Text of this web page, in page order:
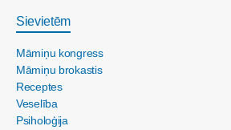
Sievietēm
Māmiņu kongress
Māmiņu brokastis
Receptes
Veselība
Psiholoģija